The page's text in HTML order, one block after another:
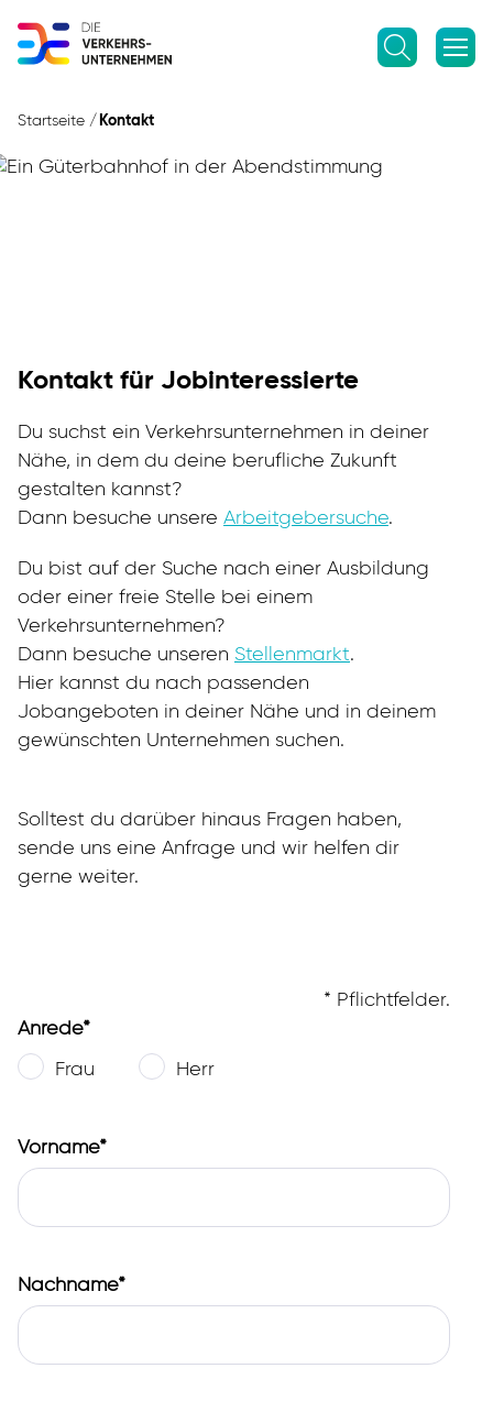
Startseite Kontakt
Kontakt für Jobinteressierte
Du suchst ein Verkehrsunternehmen in deiner
Nähe, in dem du deine berufliche Zukunft
gestalten kannst?
Dann besuche unsere Arbeitgebersuche.
Du bist auf der Suche nach einer Ausbildung
oder einer freie Stelle bei einem
Verkehrsunternehmen?
Dann besuche unseren Stellenmarkt.
Hier kannst du nach passenden
Jobangeboten in deiner Nähe und in deinem
gewünschten Unternehmen suchen.
Solltest du darüber hinaus Fragen haben,
sende uns eine Anfrage und wir helfen dir
gerne weiter.
* Pflichtfelder.
Anrede*
Frau Herr
Vorname*
Nachname*